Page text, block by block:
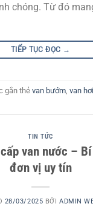
chóng. Từ đó
TIẾP TỤC ĐỌC →
gắn thẻvan bướm, van hơi
TIN TỨC
van nước –
đơn vị uy tín
28/03/2025 BỞIADMIN